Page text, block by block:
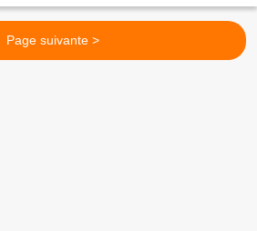
Page suivante >